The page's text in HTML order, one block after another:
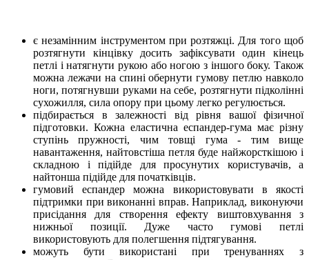
є незамінним інструментом при розтяжці. Для того щоб
розтягнути кінцівку досить зафіксувати один кінець
петлі і натягнути рукою або ногою з іншого боку. Також
можна лежачи на спині обернути гумову петлю навколо
ноги, потягнувши руками на себе, розтягнути підколінні
сухожилля, сила опору при цьому легко регулюється.
підбирається в залежності від рівня вашої фізичної
підготовки. Кожна еластична еспандер-гума має різну
ступінь пружності, чим товщі гума - тим вище
навантаження, найтовстіша петля буде найжорсткішою і
складною і підійде для просунутих користувачів, а
найтонша підійде для початківців.
гумовий еспандер можна використовувати в якості
підтримки при виконанні вправ. Наприклад, виконуючи
присідання для створення ефекту виштовхування з
нижньої позиції. Дуже часто гумові петлі
використовують для полегшення підтягування.
можуть бути використані при тренуваннях з